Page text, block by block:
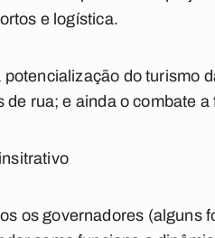
e logística.
potencialização do turismo
de rua; e ainda o combate
os governadores (alguns